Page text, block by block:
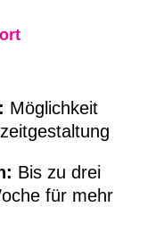
Möglichkeit
Bis zu drei
für mehr